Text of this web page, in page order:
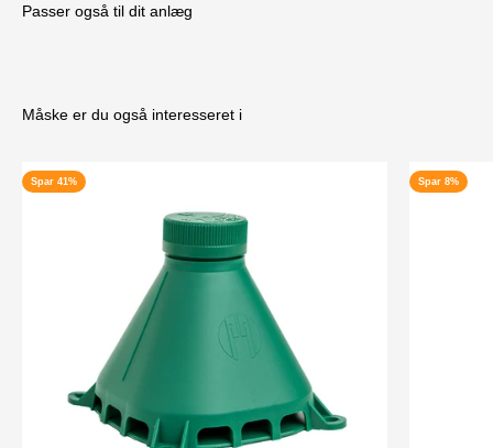
Passer også til dit anlæg
Måske er du også interesseret i
Spar 41% Spar 8%